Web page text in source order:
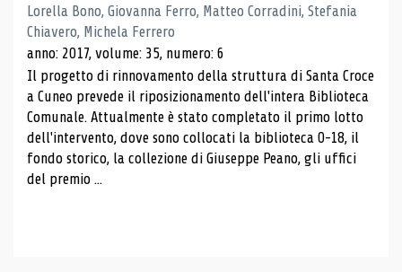
Lorella Bono, Giovanna Ferro, Matteo Corradini, Stefania
Chiavero, Michela Ferrero
anno: 2017, volume: 35, numero: 6
Il progetto di rinnovamento della struttura di Santa Croce
a Cuneo prevede il riposizionamento dell'intera Biblioteca
Comunale. Attualmente è stato completato il primo lotto
dell'intervento, dove sono collocati la biblioteca 0-18, il
fondo storico, la collezione di Giuseppe Peano, gli uffici
del premio ...